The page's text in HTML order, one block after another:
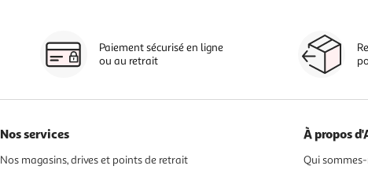
Paiement sécurisé en ligne
ou au retrait
Nos services
Nos magasins, drives et points de retrait
À propos
Qui